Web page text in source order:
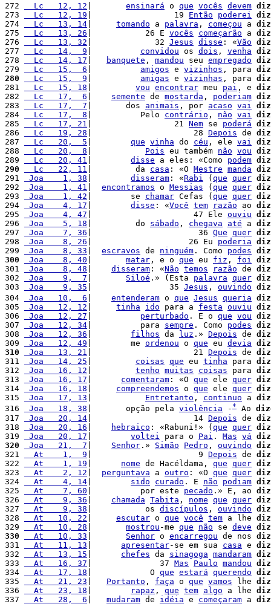
272
  Lc   12, 12
ensinará o que vocês devem
273
  Lc   12, 19
|                 19 Então poderei
274
  Lc   13, 14
tomando a palavra , começou a
275
  Lc   13, 26
|           26 E vocês começarão a
276
  Lc   13, 32
|             32 Jesus disse : «Vão
277
  Lc   14,  9
convidou os dois , venha
278
  Lc   14, 17
banquete , mandou seu empregado
279
  Lc   15,  6
amigos e vizinhos , para
280
  Lc   15,  9
amigas e vizinhas , para
281
  Lc   15, 18
vou encontrar meu pai , e
282
  Lc   17,  6
semente de mostarda , poderiam
283
  Lc   17,  7
|       dos animais , por acaso vai
284
  Lc   17,  8
|          Pelo contrário , não vai
285
  Lc   17, 21
|                 21 Nem se poderá
286
  Lc   19, 28
|                     28 Depois de
287
  Lc   20,  5
que vinha do céu , ele vai
288
  Lc   20,  8
Pois eu também não vou
289
  Lc   20, 41
disse a eles: «Como podem
290
  Lc   22, 11
|         da casa : «O Mestre manda
291
Joa    1, 38 disseram : «Rabi ( que quer
292
Joa    1, 41 encontramos o Messias ( que quer
293
Joa    1, 42 |        se chamar Cefas ( que quer
294
Joa    4, 17 disse : «Você tem razão ao
295
Joa    4, 47 |                     47 Ele ouviu
296
Joa    5, 18 |         do sábado , chegava até a
297
Joa    7, 36 |                      36 Que quer
298
Joa    8, 26 |                    26 Eu poderia
299
Joa    8, 33 escravos de ninguém . Como podes
300
Joa    8, 40 matar , e o que eu fiz , foi
301
Joa    8, 48 disseram : «Não temos razão de
302
Joa    9,  7 Siloé .» (Esta palavra quer
303
Joa    9, 35 |                35 Jesus , ouvindo
304
Joa   10,  6 entenderam o que Jesus queria
305
Joa   12, 12 tinha ido para a festa ouviu
306
Joa   12, 27 perturbado . E o que vou
307
Joa   12, 34 |          para sempre . Como podes
308
Joa   12, 36 filhos da luz .» Depois de
309
Joa   12, 49 |        me ordenou o que eu devia
310
Joa   13, 21 |                     21 Depois de
311
Joa   14, 25 coisas que eu tinha para
312
Joa   16, 12 tenho muitas coisas para
313
Joa   16, 17 comentaram : «O que ele quer
314
Joa   16, 18 compreendemos o que ele quer
315
Joa   17, 13 Entretanto , continuo a
316
Joa   18, 38 |       opção pela violência - * Ao
317
Joa   20, 14 |                     14 Depois de
318
Joa   20, 16 hebraico : «Rabuni!» (que quer
319
Joa   20, 17 voltei para o Pai . Mas vá
320
Joa   21,  7 Senhor .» Simão Pedro , ouvindo
321
  At    1,  9
|                      9 Depois de
322
  At    1, 19
nome de Hacéldama, que quer
323
  At    2, 12
perguntava a outro : «O que quer
324
  At    4, 14
sido curado . E não podiam
325
  At    7, 60
|          por este pecado .» E, ao
326
  At    9, 36
chamada Tabita , nome que quer
327
  At    9, 38
|           os discípulos , ouvindo
328
  At   10, 22
escutar o que você tem a lhe
329
  At   10, 28
mostrou -me que não se deve
330
  At   10, 33
Senhor o encarregou de nos
331
  At   11, 13
apresentar-se em sua casa e
332
  At   13, 15
chefes da sinagoga mandaram
333
  At   16, 37
|              37 Mas Paulo mandou
334
  At   17, 18
|            O que estará querendo
335
  At   21, 23
Portanto , faça o que vamos lhe
336
  At   23, 18
rapaz , que tem algo a lhe
337
  At   28,  6
mudaram de idéia e começaram a